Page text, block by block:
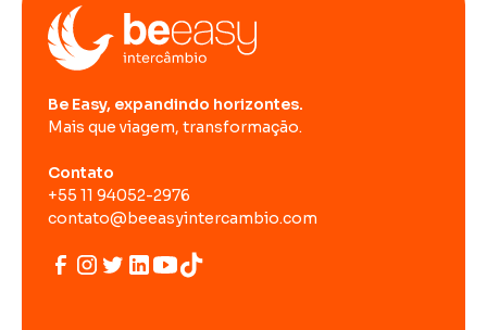
Be Easy, expandindo horizontes.
Mais que viagem, transformação.
Contato
+55 11 94052-2976
contato@beeasyintercambio.com